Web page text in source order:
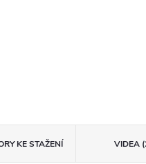
KE STAŽENÍ VIDEA